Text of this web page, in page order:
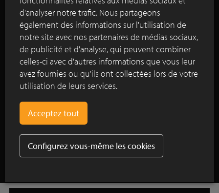
entrée de ville.
Lire plus
Les pavés Taupe en terre cuite confèrent
un cachet contemporain à ce jardin
urbain au cœur de Londres
Afficher tous les reportages
d'analyser notre trafic. Nous partageons
également des informations sur l'utilisation de
notre site avec nos partenaires de médias sociaux,
de publicité et d'analyse, qui peuvent combiner
celles-ci avec d'autres informations que vous leur
avez fournies ou qu'ils ont collectées lors de votre
utilisation de leurs services.
Configurez vous-même les cookies